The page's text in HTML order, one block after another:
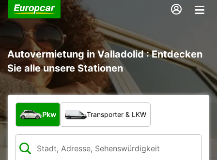
Autovermietung in Valladolid : Entdecken
Sie alle unsere Stationen
Welche Art von Fahrzeug?
Pkw Transporter & LKW